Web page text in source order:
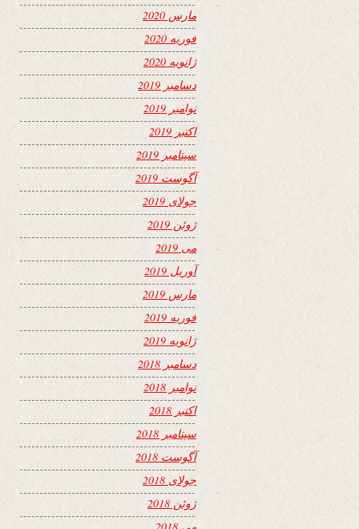
مارس 2020
فوریه 2020
ژانویه 2020
دسامبر 2019
نوامبر 2019
اکتبر 2019
سپتامبر 2019
آگوست 2019
جولای 2019
ژوئن 2019
می 2019
آوریل 2019
مارس 2019
فوریه 2019
ژانویه 2019
دسامبر 2018
نوامبر 2018
اکتبر 2018
سپتامبر 2018
آگوست 2018
جولای 2018
ژوئن 2018